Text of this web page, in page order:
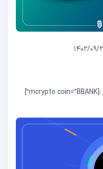
:[mcrypto coin=”BBANK”]